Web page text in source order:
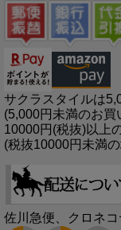
サクラスタイルは
(5,000円未満のお
10000円(税抜)以上
(税抜10000円未満
佐川急便、クロネ